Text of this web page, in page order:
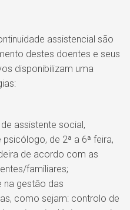
assistencial são
destes doentes e seus
disponibilizam uma
assistente social,
de 2ª a 6ª feira,
de acordo com as
familiares;
na gestão das
como sejam: controlo de